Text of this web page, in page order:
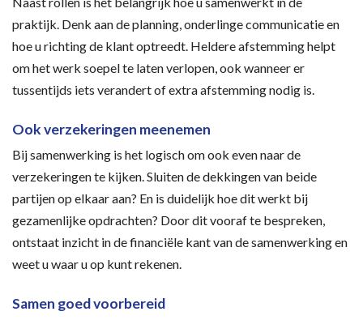
praktijk. Denk aan de planning, onderlinge communicatie en
hoe u richting de klant optreedt. Heldere afstemming helpt
om het werk soepel te laten verlopen, ook wanneer er
tussentijds iets verandert of extra afstemming nodig is.
Ook verzekeringen meenemen
Bij samenwerking is het logisch om ook even naar de
verzekeringen te kijken. Sluiten de dekkingen van beide
partijen op elkaar aan? En is duidelijk hoe dit werkt bij
gezamenlijke opdrachten? Door dit vooraf te bespreken,
ontstaat inzicht in de financiële kant van de samenwerking en
weet u waar u op kunt rekenen.
Samen goed voorbereid